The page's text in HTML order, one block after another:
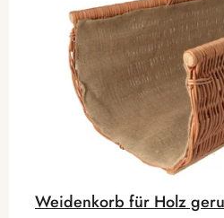
Weidenkorb für Holz